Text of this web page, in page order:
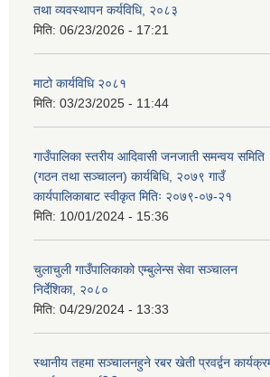
तथा व्यवस्थापन कर्यविधि, २०८३
मिति: 06/23/2026 - 17:21
माटो कार्यविधि २०८१
मिति: 03/23/2025 - 11:44
गाउँपालिका स्तरीय आदिवासी जनजाती समन्वय समिति
(गठन तथा सञ्चालन) कार्यबिधि, २०७९ गाउँ
कार्यपालिकाबाट स्वीकृत मितिः २०७९-०७-२१
मिति: 10/01/2024 - 15:36
चुलाचुली गाउँपालिकाको एम्बुलेन्स सेवा सञ्चालन
निर्देशिका, २०८०
मिति: 04/29/2024 - 13:33
स्थानीय तहमा सञ्चालनहुने रबर खेती प्रवर्द्वन